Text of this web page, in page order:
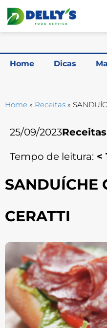
Home Dicas
Home » Receitas »
25/09/2023Receitas
Tempo de leitura: <
SANDUÍCHE
CERATTI